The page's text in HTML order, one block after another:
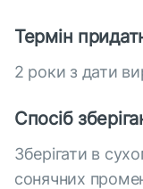
Термін
2 роки з дати
Спосіб
Зберігати в
сонячних